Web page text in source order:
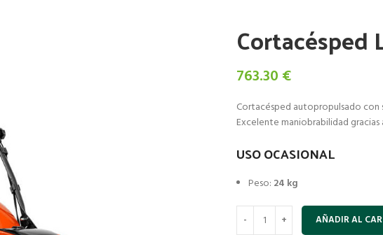
Cortacésped
763.30 €
Cortacésped autopropulsado con
Excelente maniobrabilidad
USO OCASIONAL
Peso: 24 kg
AÑADIR AL